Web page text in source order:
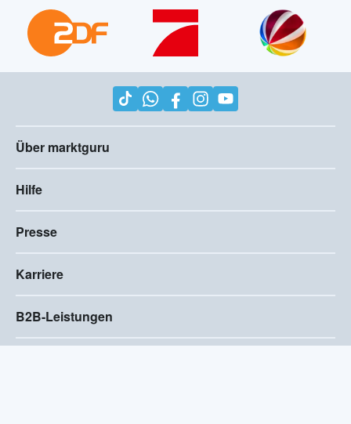
Über marktguru
Hilfe
Presse
Karriere
B2B-Leistungen